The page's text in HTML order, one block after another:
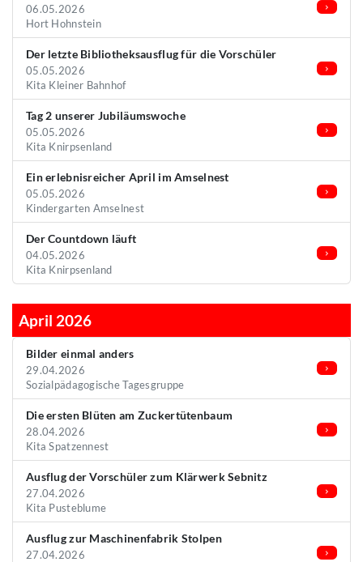
06.05.2026
Hort Hohnstein
Der letzte Bibliotheksausflug für die Vorschüler
05.05.2026
Kita Kleiner Bahnhof
Tag 2 unserer Jubiläumswoche
05.05.2026
Kita Knirpsenland
Ein erlebnisreicher April im Amselnest
05.05.2026
Kindergarten Amselnest
Der Countdown läuft
04.05.2026
Kita Knirpsenland
April 2026
Bilder einmal anders
29.04.2026
Sozialpädagogische Tagesgruppe
Die ersten Blüten am Zuckertütenbaum
28.04.2026
Kita Spatzennest
Ausflug der Vorschüler zum Klärwerk Sebnitz
27.04.2026
Kita Pusteblume
Ausflug zur Maschinenfabrik Stolpen
27.04.2026